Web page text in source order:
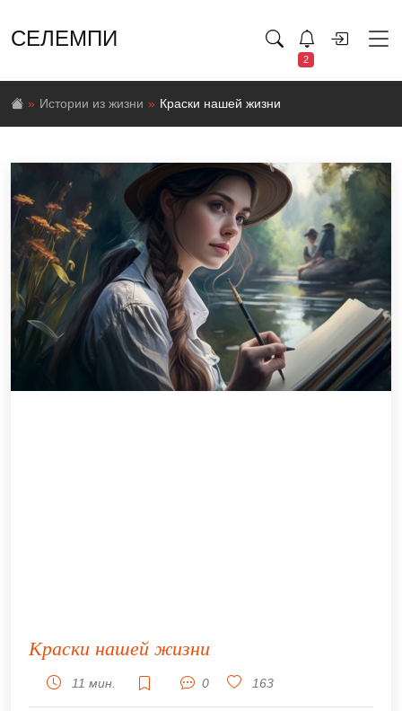
СЕЛЕМПИ
2
Истории из жизни Краски нашей жизни
Краски нашей жизни
11 мин. 0 163